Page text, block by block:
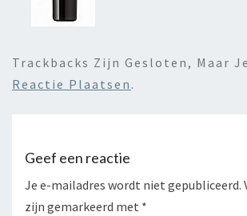
Trackbacks Zijn Gesloten, Maar
Reactie Plaatsen .
Geef een reactie
Je e-mailadres wordt niet gepubliceerd.
zijn gemarkeerd met *